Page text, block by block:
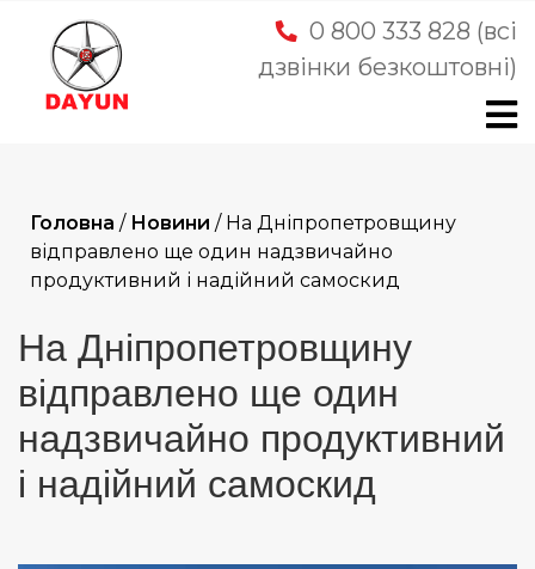
content
0 800 333 828 (всі
дзвінки безкоштовні)
Головна / Новини / На Дніпропетровщину
відправлено ще один надзвичайно
продуктивний і надійний самоскид
На Дніпропетровщину
відправлено ще один
надзвичайно продуктивний
і надійний самоскид